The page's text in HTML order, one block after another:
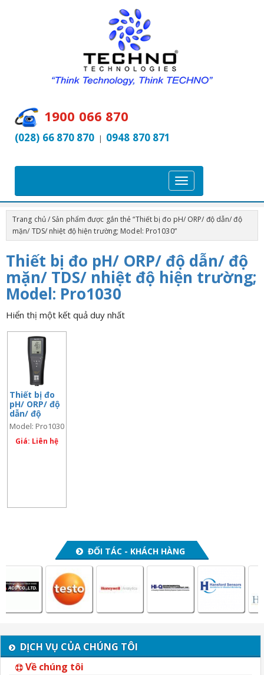
1900 066 870
(028) 66 870 870 | 0948 870 871
T
o
g
l
e
n
a
Trang chủ/ Sản phẩm được gắn thẻ “Thiết bị đo pH/ ORP/ độ dẫn/ độ
mặn/ TDS/ nhiệt độ hiện trường; Model: Pro1030”
Thiết bị đo pH/ ORP/ độ dẫn/ độ
mặn/ TDS/ nhiệt độ hiện trường;
Model: Pro1030
Hiển thị một kết quả duy nhất
Thiết bị đo
pH/ ORP/ độ
dẫn/ độ
mặn/ TDS/
nhiệt độ hiện
trường;
Model: Pro1030
Giá: Liên hệ
ĐỐI TÁC - KHÁCH HÀNG
DỊCH VỤ CỦA CHÚNG TÔI
Về chúng tôi